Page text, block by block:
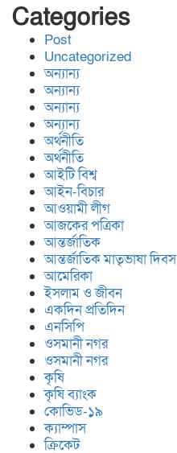
Categories
Post
Uncategorized
অন্যান্য
অন্যান্য
অন্যান্য
অন্যান্য
অর্থনীতি
অর্থনীতি
আইটি বিশ্ব
আইন-বিচার
আওয়ামী লীগ
আজকের পত্রিকা
আন্তর্জাতিক
আন্তর্জাতিক মাতৃভাষা দিবস
আমেরিকা
ইসলাম ও জীবন
একদিন প্রতিদিন
এনসিপি
ওসমানী নগর
ওসমানী নগর
কৃষি
কৃষি ব্যাংক
কোভিড-১৯
ক্যাম্পাস
ক্রিকেট